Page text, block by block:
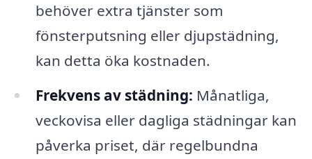
behöver extra tjänster som
fönsterputsning eller djupstädning,
kan detta öka kostnaden.
Frekvens av städning: Månatliga,
veckovisa eller dagliga städningar kan
påverka priset, där regelbundna